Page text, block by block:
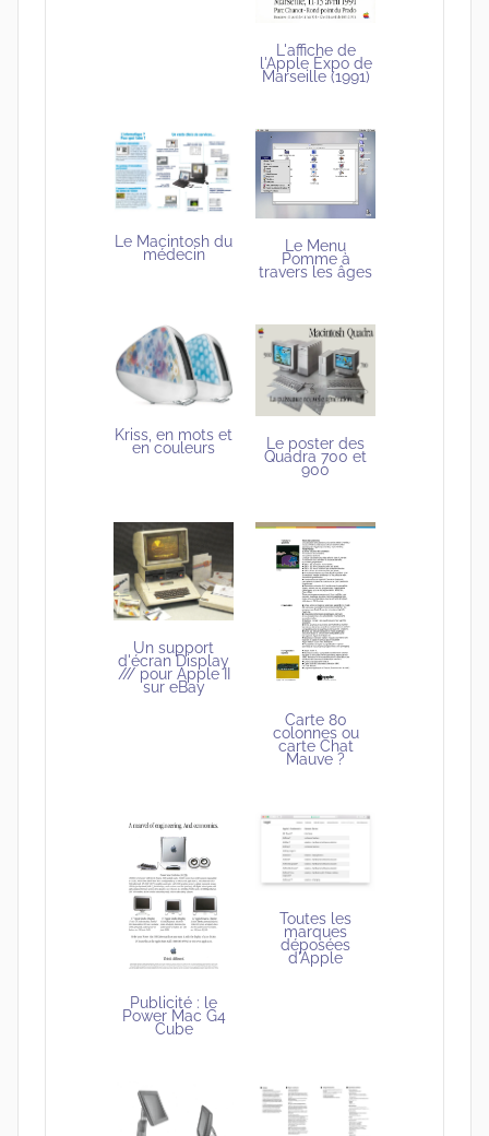
L'affiche de
l'Apple Expo de
Marseille (1991)
Le Macintosh du
médecin Le Menu
Pomme à
travers les âges
Kriss, en mots et
en couleurs Le poster des
Quadra 700 et
900
Un support
d'écran Display
/// pour Apple II
sur eBay
Carte 80
colonnes ou
carte Chat
Mauve ?
Publicité : le
Power Mac G4
Cube
Toutes les
marques
déposées
d'Apple